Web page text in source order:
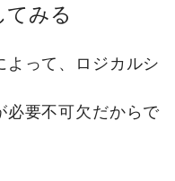
てみる
よって、ロジカルシ
必要不可欠だからで